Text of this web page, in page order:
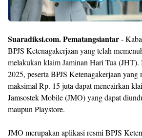
Suaradiksi.com. Pematangsiantar-
BPJS Ketenagakerjaan yang telah
melakukan klaim Jaminan Hari Tua
2025, peserta BPJS Ketenagakerjaan
maksimal Rp. 15 juta dapat mencairkan
Jamsostek Mobile (JMO) yang dapat
maupun Playstore.
JMO merupakan aplikasi resmi BPJS